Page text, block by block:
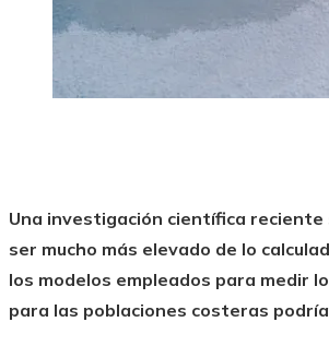
Una investigación científica
ser mucho más elevado de lo
los modelos empleados para medir
para las poblaciones costeras